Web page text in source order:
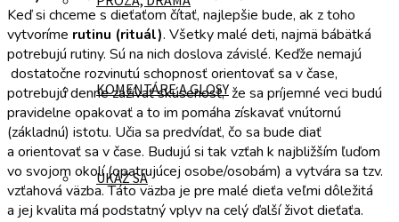
KOMENTÁRE A GLOSY
UKÁŽ SA
Keď si chceme s dieťaťom čítať, najlepšie bude, ak z toho
vytvoríme rutinu (rituál). Všetky malé deti, najmä bábätká
potrebujú rutiny. Sú na nich doslova závislé. Keďže nemajú
dostatočne rozvinutú schopnosť orientovať sa v čase,
potrebujú denne zažívať skúsenosť, že sa príjemné veci budú
pravidelne opakovať a to im pomáha získavať vnútornú
(základnú) istotu. Učia sa predvídať, čo sa bude diať
a orientovať sa v čase. Budujú si tak vzťah k najbližším ľuďom
vo svojom okolí (opatrujúcej osobe/osobám) a vytvára sa tzv.
vzťahová väzba. Táto väzba je pre malé dieťa veľmi dôležitá
a jej kvalita má podstatný vplyv na celý ďalší život dieťaťa.